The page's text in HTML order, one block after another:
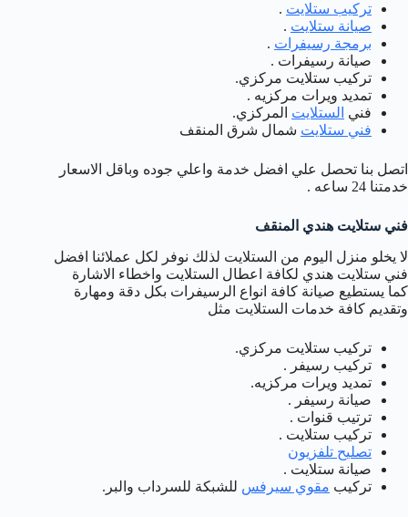
تركيب ستلايت .
صيانة ستلايت .
برمجة رسيفرات .
صيانة رسيفرات .
تركيب ستلايت مركزي.
تمديد ويرات مركزيه .
فني الستلايت المركزي.
فني ستلايت شمال شرق المنقف
اتصل بنا تحصل علي افضل خدمة واعلي جوده وباقل الاسعار
خدمتنا 24 ساعه .
فني ستلايت هندي المنقف
لا يخلو منزل اليوم من الستلايت لذلك نوفر لكل عملائنا افضل
فني ستلايت هندي لكافة اعطال الستلايت واخطاء الاشارة
كما يستطيع صيانة كافة انواع الرسيفرات بكل دقة ومهارة
وتقديم كافة خدمات الستلايت مثل
تركيب ستلايت مركزي.
تركيب رسيفر .
تمديد ويرات مركزيه.
صيانة رسيفر .
ترتيب قنوات .
تركيب ستلايت .
تصليح تلفزيون
صيانة ستلايت .
تركيب مقوي سيرفس للشبكة للسرداب والبر.